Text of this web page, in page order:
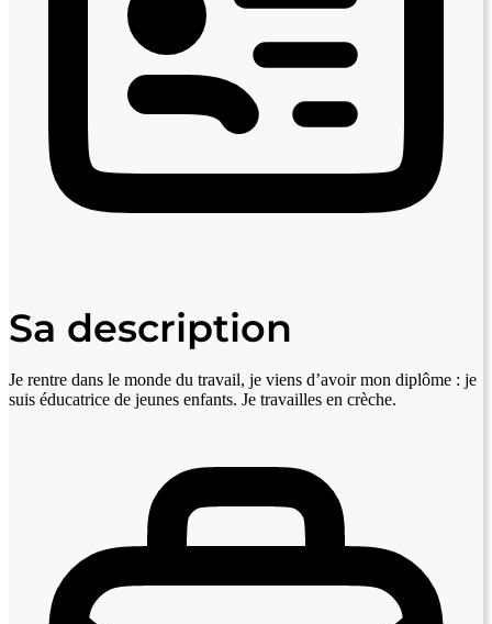
Sa description
Je rentre dans le monde du travail, je viens d’avoir mon diplôme : je
suis éducatrice de jeunes enfants. Je travailles en crèche.